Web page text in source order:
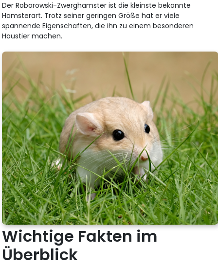
Der Roborowski-Zwerghamster ist die kleinste bekannte
Hamsterart. Trotz seiner geringen Größe hat er viele
spannende Eigenschaften, die ihn zu einem besonderen
Haustier machen.
Wichtige Fakten im
Überblick